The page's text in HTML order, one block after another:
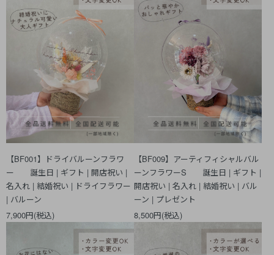
【BF001】ドライバルーンフラワ
ー 誕生日 | ギフト | 開店祝い |
名入れ | 結婚祝い | ドライフラワー
| バルーン
7,900円(税込)
【BF009】アーティフィシャルバル
ーンフラワーS 誕生日 | ギフト |
開店祝い | 名入れ | 結婚祝い | バル
ーン | プレゼント
8,500円(税込)